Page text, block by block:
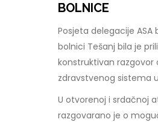
BOLNICE
Posjeta delegacije ASA
bolnici Tešanj bila je
konstruktivan razgovor
zdravstvenog sistema
U otvorenoj i srdačnoj
razgovarano je o